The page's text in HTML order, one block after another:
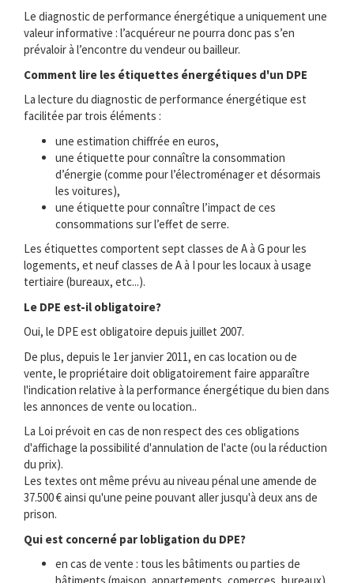
Le diagnostic de performance énergétique a uniquement une
valeur informative : l’acquéreur ne pourra donc pas s’en
prévaloir à l’encontre du vendeur ou bailleur.
Comment lire les étiquettes énergétiques d'un DPE
La lecture du diagnostic de performance énergétique est
facilitée par trois éléments :
une estimation chiffrée en euros,
une étiquette pour connaître la consommation
d’énergie (comme pour l’électroménager et désormais
les voitures),
une étiquette pour connaître l’impact de ces
consommations sur l’effet de serre.
Les étiquettes comportent sept classes de A à G pour les
logements, et neuf classes de A à I pour les locaux à usage
tertiaire (bureaux, etc...).
Le DPE est-il obligatoire?
Oui, le DPE est obligatoire depuis juillet 2007.
De plus, depuis le 1er janvier 2011, en cas location ou de
vente, le propriétaire doit obligatoirement faire apparaître
l'indication relative à la performance énergétique du bien dans
les annonces de vente ou location..
La Loi prévoit en cas de non respect des ces obligations
d'affichage la possibilité d'annulation de l'acte (ou la réduction
du prix).
Les textes ont même prévu au niveau pénal une amende de
37.500 € ainsi qu'une peine pouvant aller jusqu'à deux ans de
prison.
Qui est concerné par lobligation du DPE?
en cas de vente : tous les bâtiments ou parties de